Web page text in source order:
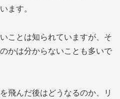
ます。
ことは知られていますが、そ
かは分からないことも多いで
飛んだ後はどうなるのか、リ